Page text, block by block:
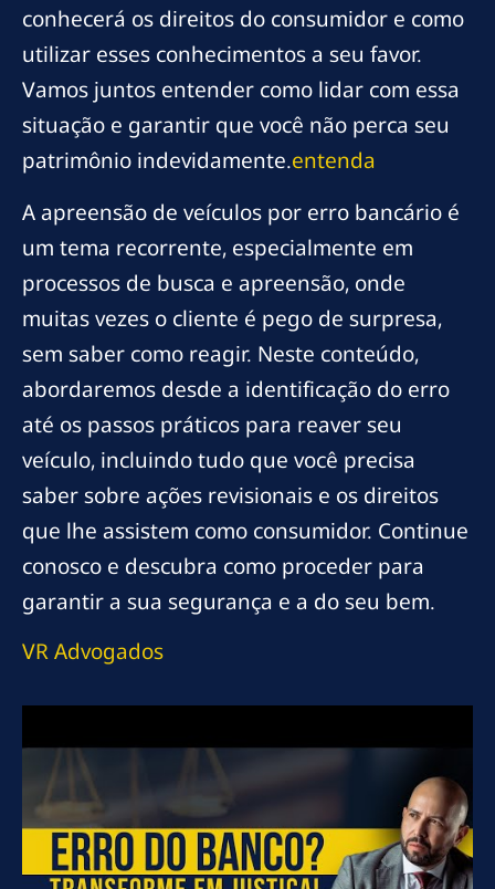
conhecerá os direitos do consumidor e como
utilizar esses conhecimentos a seu favor.
Vamos juntos entender como lidar com essa
situação e garantir que você não perca seu
patrimônio indevidamente.entenda
A apreensão de veículos por erro bancário é
um tema recorrente, especialmente em
processos de busca e apreensão, onde
muitas vezes o cliente é pego de surpresa,
sem saber como reagir. Neste conteúdo,
abordaremos desde a identificação do erro
até os passos práticos para reaver seu
veículo, incluindo tudo que você precisa
saber sobre ações revisionais e os direitos
que lhe assistem como consumidor. Continue
conosco e descubra como proceder para
garantir a sua segurança e a do seu bem.
VR Advogados